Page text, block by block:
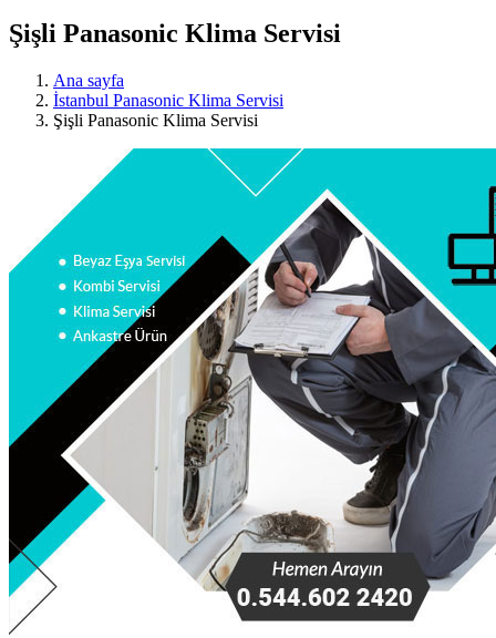
Şişli Panasonic Klima Servisi
Ana sayfa
İstanbul Panasonic Klima Servisi
Şişli Panasonic Klima Servisi